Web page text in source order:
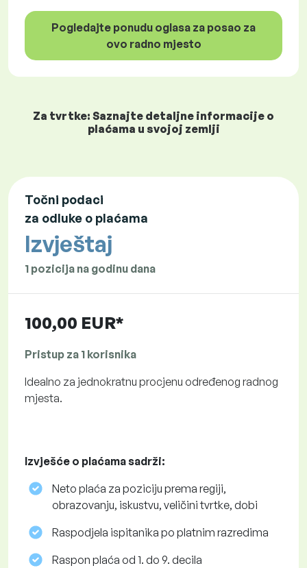
Pogledajte ponudu oglasa za posao za
ovo radno mjesto
Za tvrtke: Saznajte detaljne informacije o
plaćama u svojoj zemlji
Točni podaci
za odluke o plaćama
Izvještaj
1 pozicija na godinu dana
100,00 EUR*
Pristup za 1 korisnika
Idealno za jednokratnu procjenu određenog radnog
mjesta.
Izvješće o plaćama sadrži:
Neto plaća za poziciju prema regiji,
obrazovanju, iskustvu, veličini tvrtke, dobi
Raspodjela ispitanika po platnim razredima
Raspon plaća od 1. do 9. decila